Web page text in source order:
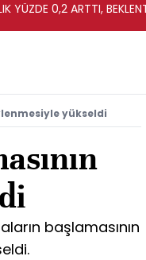
YÜZDE 0,2 ARTTI,
yükseldi
başlamasının